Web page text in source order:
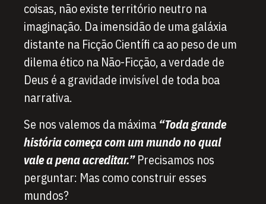
coisas, não existe território neutro na
imaginação. Da imensidão de uma galáxia
distante na Ficção Científi ca ao peso de um
dilema ético na Não-Ficção, a verdade de
Deus é a gravidade invisível de toda boa
narrativa.
Se nos valemos da máxima “Toda grande
história começa com um mundo no qual
vale a pena acreditar.”Precisamos nos
perguntar: Mas como construir esses
mundos?